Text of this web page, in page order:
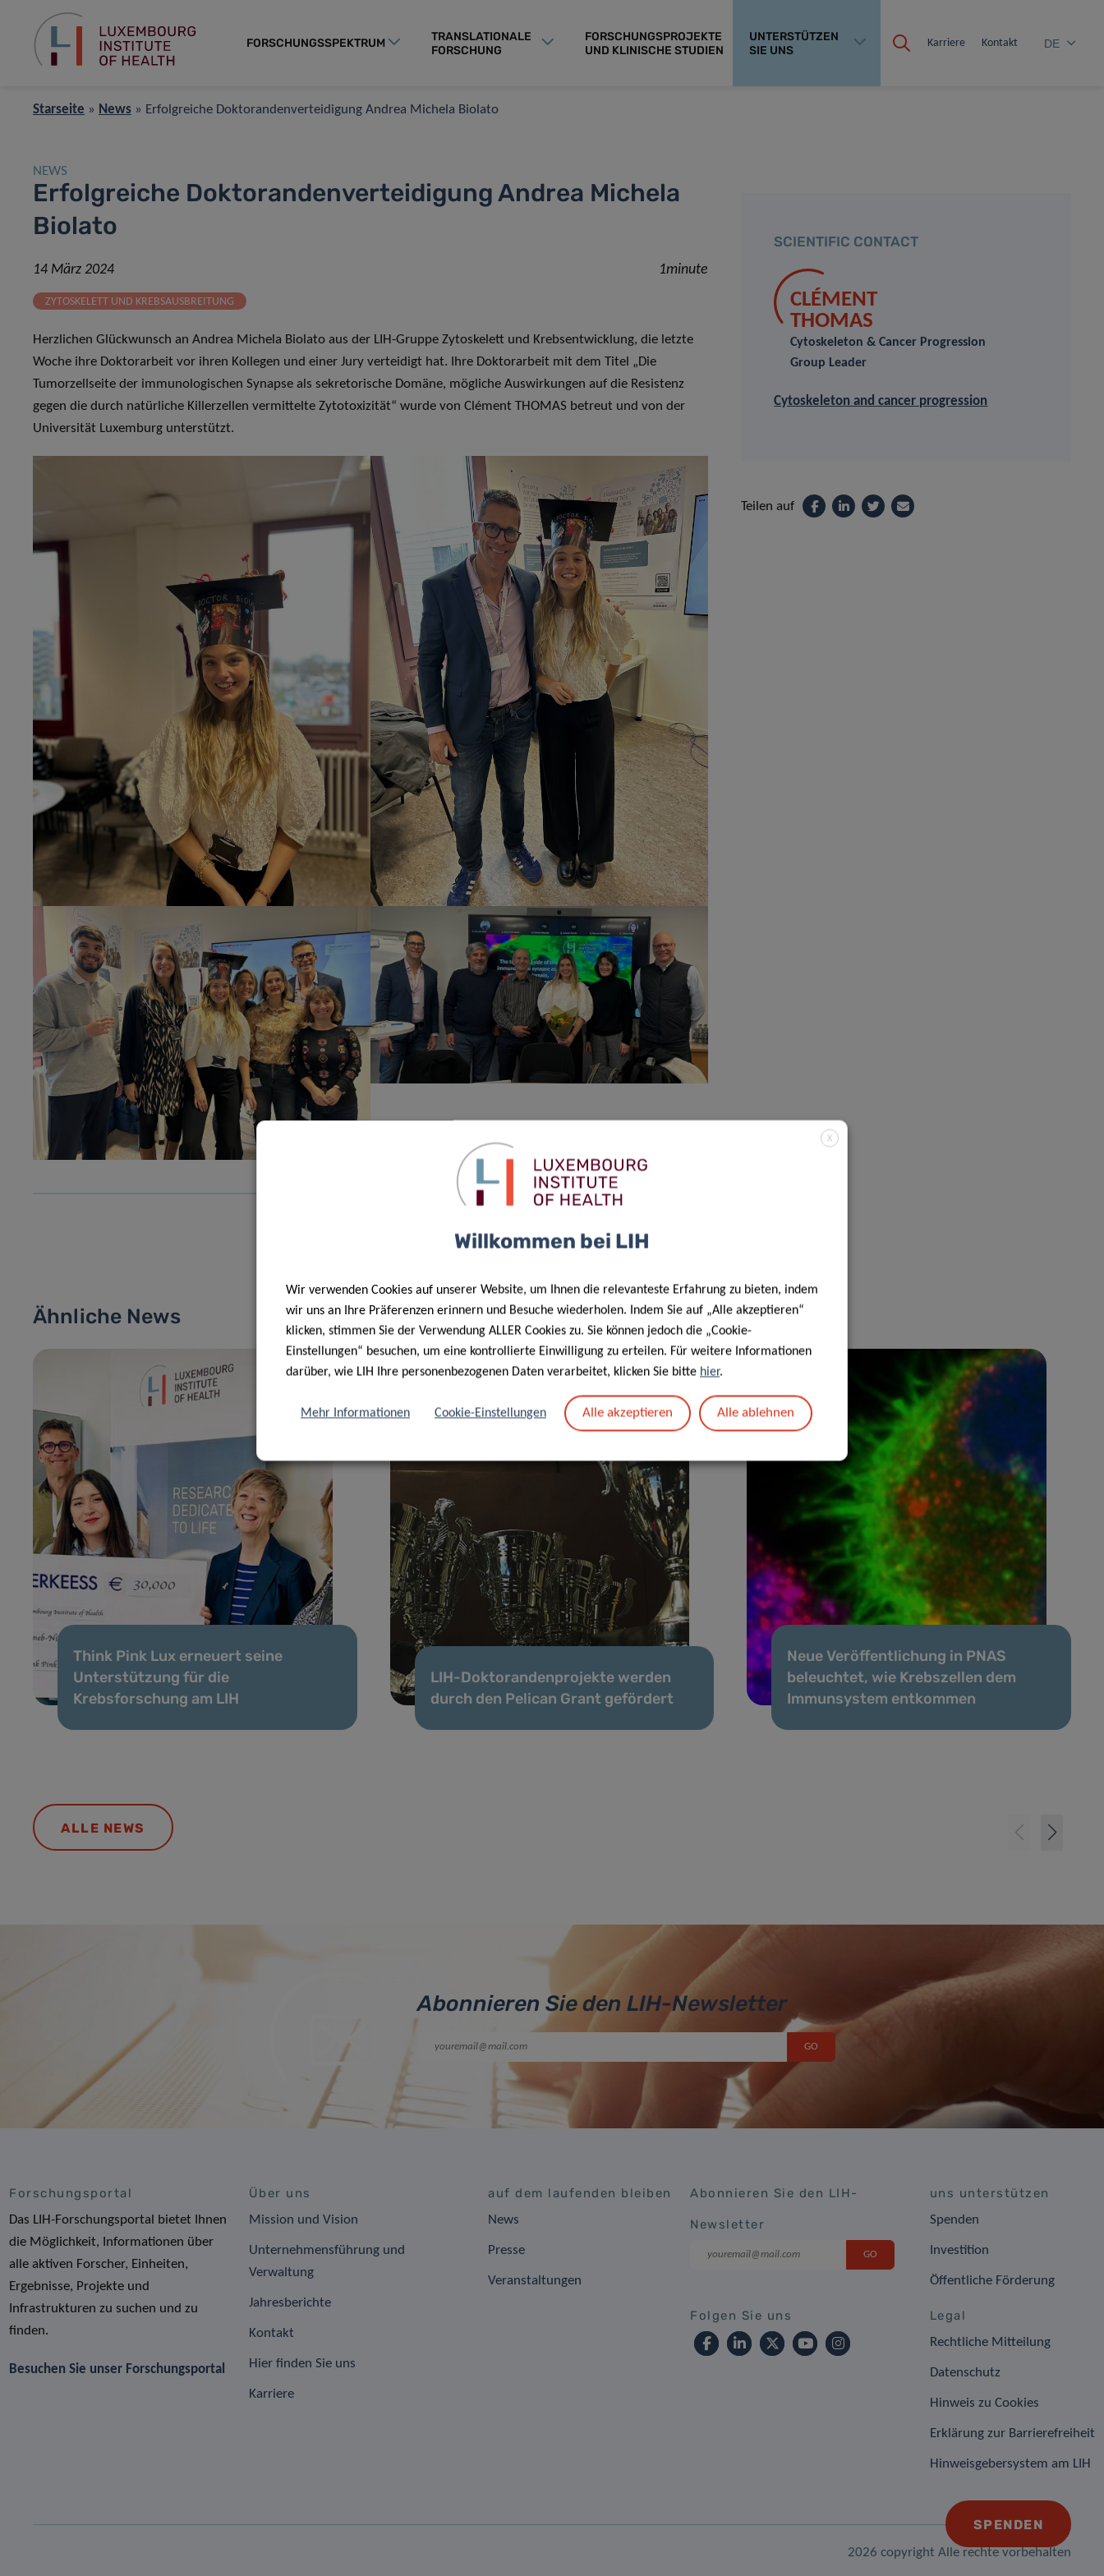
FORSCHUNGSSPEKTRUM
TRANSLATIONALE
FORSCHUNG
FORSCHUNGSPROJEKTE
UND KLINISCHE STUDIEN
UNTERSTÜTZEN
SIE UNS
Karriere Kontakt DE
Starseite » News » Erfolgreiche Doktorandenverteidigung Andrea Michela Biolato
NEWS
Erfolgreiche Doktorandenverteidigung Andrea Michela
Biolato
14 März 2024 1minute
ZYTOSKELETT UND KREBSAUSBREITUNG
Herzlichen Glückwunsch an Andrea Michela Biolato aus der LIH-Gruppe Zytoskelett und Krebsentwicklung, die letzte
Woche ihre Doktorarbeit vor ihren Kollegen und einer Jury verteidigt hat. Ihre Doktorarbeit mit dem Titel „Die
Tumorzellseite der immunologischen Synapse als sekretorische Domäne, mögliche Auswirkungen auf die Resistenz
gegen die durch natürliche Killerzellen vermittelte Zytotoxizität“ wurde von Clément THOMAS betreut und von der
Universität Luxemburg unterstützt.
SCIENTIFIC CONTACT
CLÉMENT
THOMAS
Cytoskeleton & Cancer Progression
Group Leader
Cytoskeleton and cancer progression
Teilen auf
Ähnliche News
Think Pink Lux erneuert seine
Unterstützung für die
Krebsforschung am LIH
LIH-Doktorandenprojekte werden
durch den Pelican Grant gefördert
Neue Veröffentlichung in PNAS
beleuchtet, wie Krebszellen dem
Immunsystem entkommen
ALLE NEWS
Abonnieren Sie den LIH-Newsletter
Forschungsportal
Das LIH-Forschungsportal bietet Ihnen
die Möglichkeit, Informationen über
alle aktiven Forscher, Einheiten,
Ergebnisse, Projekte und
Infrastrukturen zu suchen und zu
finden.
Besuchen Sie unser Forschungsportal
Über uns
Mission und Vision
Unternehmensführung und
Verwaltung
Jahresberichte
Kontakt
Hier finden Sie uns
Karriere
auf dem laufenden bleiben
News
Presse
Veranstaltungen
Abonnieren Sie den LIH-
Newsletter
Folgen Sie uns
uns unterstützen
Spenden
Investition
Öffentliche Förderung
Legal
Rechtliche Mitteilung
Datenschutz
Hinweis zu Cookies
Erklärung zur Barrierefreiheit
Hinweisgebersystem am LIH
2026 copyright Alle rechte vorbehalten
SPENDEN
X
Willkommen bei LIH
Wir verwenden Cookies auf unserer Website, um Ihnen die relevanteste Erfahrung zu bieten, indem
wir uns an Ihre Präferenzen erinnern und Besuche wiederholen. Indem Sie auf „Alle akzeptieren“
klicken, stimmen Sie der Verwendung ALLER Cookies zu. Sie können jedoch die „Cookie-
Einstellungen“ besuchen, um eine kontrollierte Einwilligung zu erteilen. Für weitere Informationen
darüber, wie LIH Ihre personenbezogenen Daten verarbeitet, klicken Sie bitte hier.
Mehr Informationen Cookie-Einstellungen Alle akzeptieren Alle ablehnen